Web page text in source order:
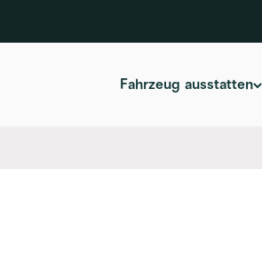
Fahrzeug ausstatten